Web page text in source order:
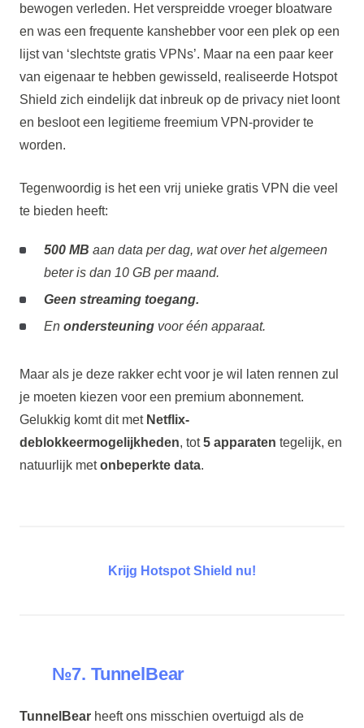
bewogen verleden. Het verspreidde vroeger bloatware
en was een frequente kanshebber voor een plek op een
lijst van ‘slechtste gratis VPNs’. Maar na een paar keer
van eigenaar te hebben gewisseld, realiseerde Hotspot
Shield zich eindelijk dat inbreuk op de privacy niet loont
en besloot een legitieme freemium VPN-provider te
worden.
Tegenwoordig is het een vrij unieke gratis VPN die veel
te bieden heeft:
500 MB aan data per dag, wat over het algemeen
beter is dan 10 GB per maand.
Geen streaming toegang.
En ondersteuningvoor één apparaat.
Maar als je deze rakker echt voor je wil laten rennen zul
je moeten kiezen voor een premium abonnement.
Gelukkig komt dit met Netflix-
deblokkeermogelijkheden, tot5 apparaten tegelijk, en
natuurlijk metonbeperkte data.
Krijg Hotspot Shield nu!
№7. TunnelBear
TunnelBearheeft ons misschien overtuigd als de